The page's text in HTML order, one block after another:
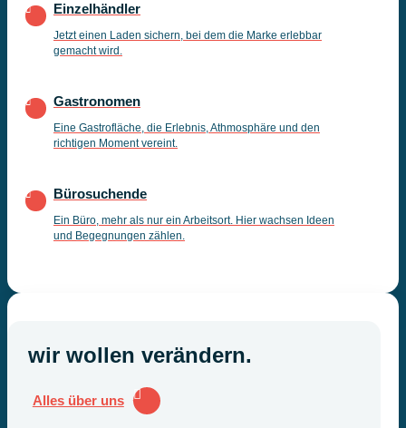
Einzelhändler
Jetzt einen Laden sichern, bei dem die Marke erlebbar
gemacht wird.
Gastronomen
Eine Gastrofläche, die Erlebnis, Athmosphäre und den
richtigen Moment vereint.
Bürosuchende
Ein Büro, mehr als nur ein Arbeitsort. Hier wachsen Ideen
und Begegnungen zählen.
wir wollen verändern.
Alles über uns